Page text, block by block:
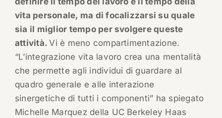
vita personale, ma di focalizzarsi su quale
sia il miglior tempo per svolgere queste
attività.Vi è meno compartimentazione.
“L’integrazione vita lavoro crea una mentalità
che permette agli individui di guardare al
quadro generale e alle interazione
sinergetiche di tutti i componenti” ha spiegato
Michelle Marquez della UC Berkeley Haas